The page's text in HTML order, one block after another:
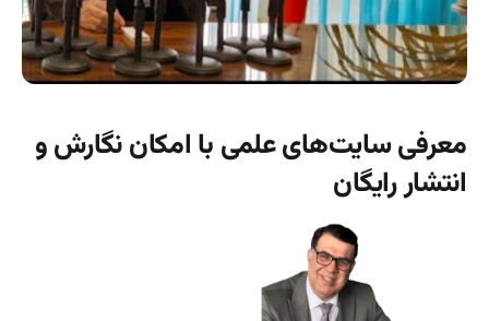
معرفی سایت‌های علمی با امکان نگارش و
انتشار رایگان